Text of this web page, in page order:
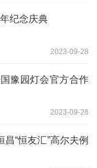
纪念庆典
2023-09-28
豫园灯会官方合作
2023-09-28
“恒友汇”高尔夫例